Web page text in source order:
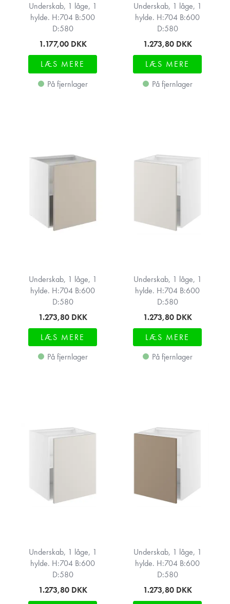
Underskab, 1 låge, 1
hylde. H:704 B:500
D:580
1.177,00 DKK
LÆS MERE
På fjernlager
Underskab, 1 låge, 1
hylde. H:704 B:600
D:580
1.273,80 DKK
LÆS MERE
På fjernlager
Underskab, 1 låge, 1
hylde. H:704 B:600
D:580
1.273,80 DKK
LÆS MERE
På fjernlager
Underskab, 1 låge, 1
hylde. H:704 B:600
D:580
1.273,80 DKK
LÆS MERE
På fjernlager
Underskab, 1 låge, 1
hylde. H:704 B:600
D:580
1.273,80 DKK
Underskab, 1 låge, 1
hylde. H:704 B:600
D:580
1.273,80 DKK